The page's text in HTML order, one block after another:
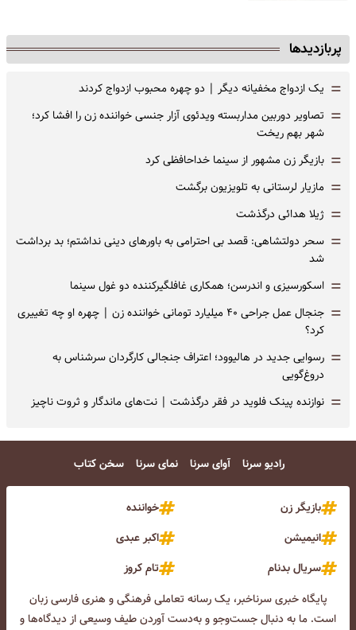
پربازدیدها
= یک ازدواج مخفیانه دیگر | دو چهره محبوب ازدواج کردند
= تصاویر دوربین مداربسته ویدئوی آزار جنسی خواننده زن را افشا کرد؛
شهر بهم ریخت
= بازیگر زن مشهور از سینما خداحافظی کرد
= مازیار لرستانی به تلویزیون برگشت
= ژیلا هدائی درگذشت
= سحر دولتشاهی: قصد بی احترامی به باورهای دینی نداشتم؛ بد برداشت
شد
= اسکورسیزی و اندرسن؛ همکاری غافلگیرکننده دو غول سینما
=
جنجال عمل جراحی ۴۰ میلیارد تومانی خواننده زن | چهره او چه تغییری
کرد؟
= رسوایی جدید در هالیوود؛ اعتراف جنجالی کارگردان سرشناس به
دروغ‌گویی
= نوازنده پینک فلوید در فقر درگذشت | نت‌های ماندگار و ثروت ناچیز
رادیو سرنا آوای سرنا نمای سرنا سخن کتاب
بازیگر زن
خواننده
انیمیشن
اکبر عبدی
سریال بدنام
تام کروز
پایگاه خبری سرناخبر، یک رسانه تعاملی فرهنگی و هنری فارسی زبان
است. ما به دنبال جست‌و‌جو و به‌دست آوردن طیف وسیعی از دیدگاه‌ها و